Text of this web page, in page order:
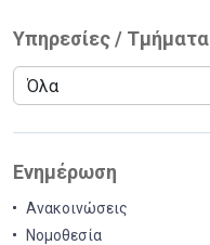
Υπηρεσίες / Τμήματα
Ενημέρωση
Ανακοινώσεις
Νομοθεσία